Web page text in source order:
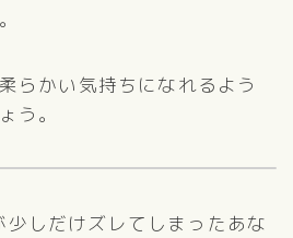
らかい気持ちになれるよう
う。
しだけズレてしまったあな